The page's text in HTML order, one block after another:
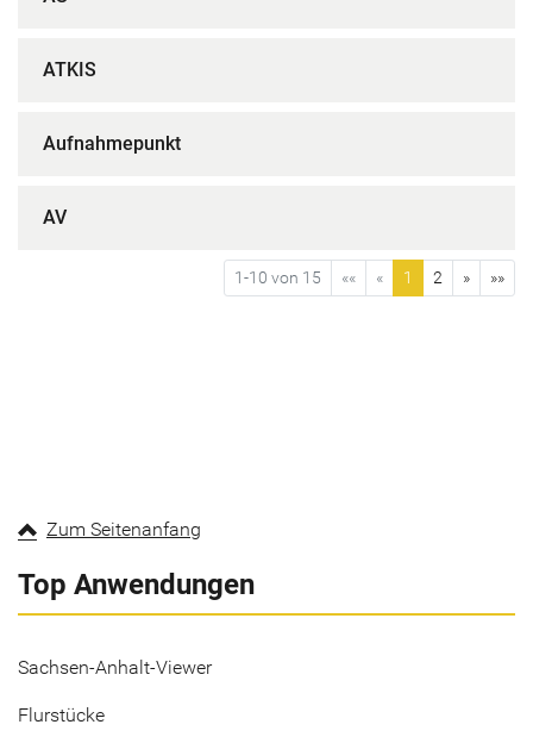
ATKIS
Aufnahmepunkt
AV
1-10 von 15 «« « 1 2 » »»
Zum Seitenanfang
Top Anwendungen
Sachsen-Anhalt-Viewer
Flurstücke